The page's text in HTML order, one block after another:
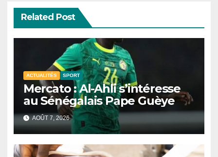
Related Post
ACTUALITÉS SPORT
Mercato : Al-Ahli s’intéresse
au Sénégalais Pape Guèye
AOÛT 7, 2026